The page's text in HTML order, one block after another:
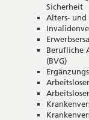
Sicherheit
Alters- und
Berufliche
(BVG)